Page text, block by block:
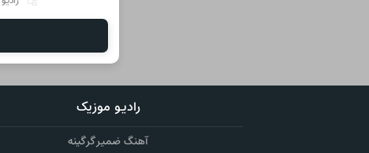
رادیو موزیک
آهنگ ضمیر گرگینه